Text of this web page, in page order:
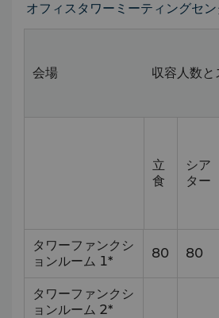
オフィスタワーミーティングセ
会場 収容人数と
立
食
シア
ター
タワーファンクシ
ョンルーム 1*
80 80
タワーファンクシ
ョンルーム 2*